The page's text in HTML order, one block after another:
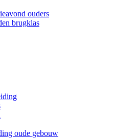
ouders
brugklas
oude gebouw